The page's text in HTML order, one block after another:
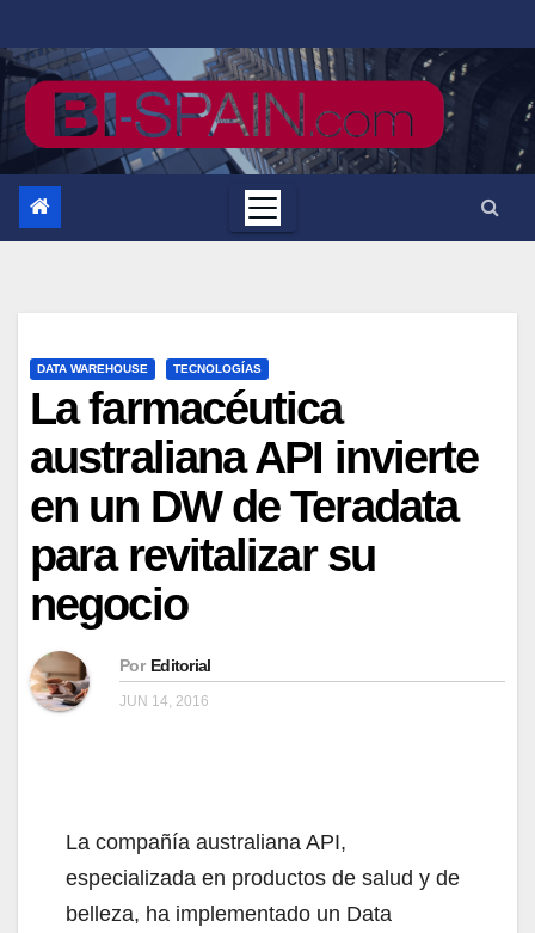
al
contenido
DATA WAREHOUSE TECNOLOGÍAS
La farmacéutica
australiana API invierte
en un DW de Teradata
para revitalizar su
negocio
Por Editorial
JUN 14, 2016
La compañía australiana API,
especializada en productos de salud y de
belleza, ha implementado un Data